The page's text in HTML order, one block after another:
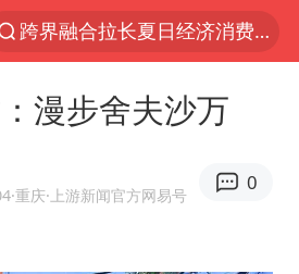
上海轨交全网络地面高架区段限速运行
漫步舍夫沙万
·重庆·上游新闻官方网易号
0